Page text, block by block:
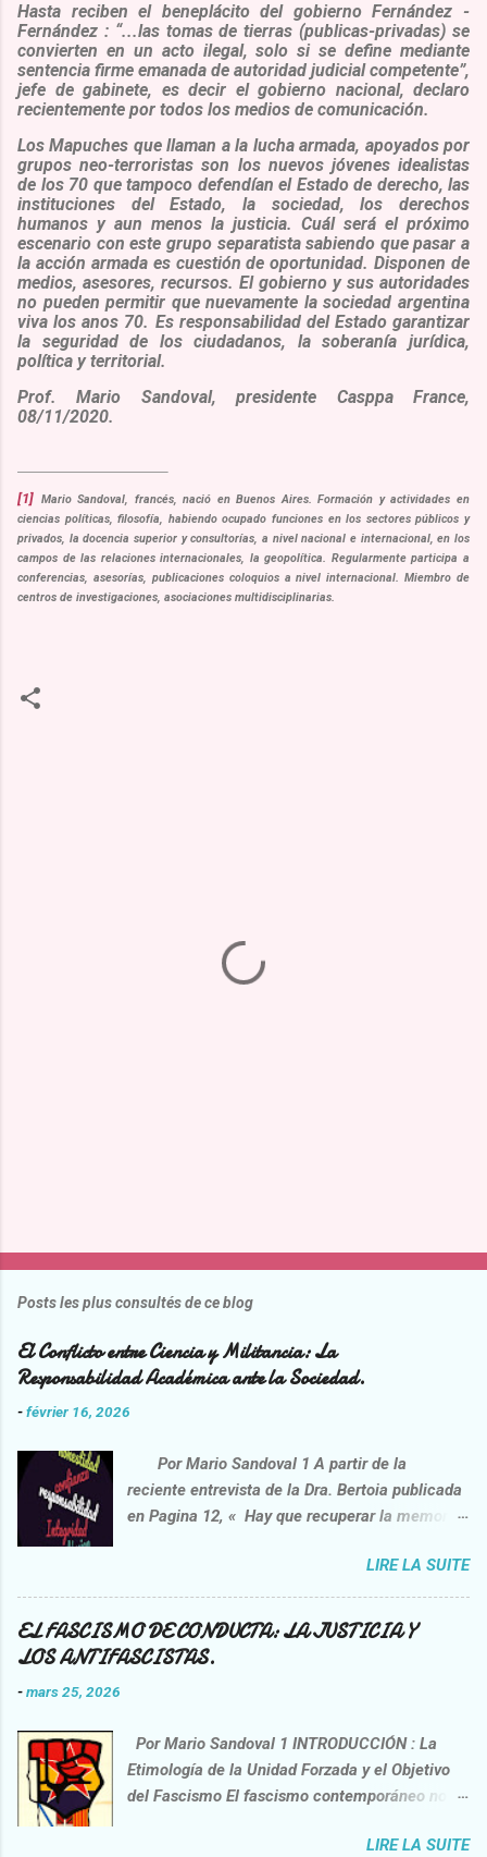
Hasta reciben el beneplácito del gobierno Fernández -
Fernández : “...las tomas de tierras (publicas-privadas) se
convierten en un acto ilegal, solo si se define mediante
sentencia firme emanada de autoridad judicial competente”,
jefe de gabinete, es decir el gobierno nacional, declaro
recientemente por todos los medios de comunicación.
Los Mapuches que llaman a la lucha armada, apoyados por
grupos neo-terroristas son los nuevos jóvenes idealistas
de los 70 que tampoco defendían el Estado de derecho, las
instituciones del Estado, la sociedad, los derechos
humanos y aun menos la justicia. Cuál será el próximo
escenario con este grupo separatista sabiendo que pasar a
la acción armada es cuestión de oportunidad. Disponen de
medios, asesores, recursos. El gobierno y sus autoridades
no pueden permitir que nuevamente la sociedad argentina
viva los anos 70. Es responsabilidad del Estado garantizar
la seguridad de los ciudadanos, la soberanía jurídica,
política y territorial.
Prof. Mario Sandoval, presidente Casppa France,
08/11/2020.
[1] Mario Sandoval, francés, nació en Buenos Aires. Formación y actividades en
ciencias políticas, filosofía, habiendo ocupado funciones en los sectores públicos y
privados, la docencia superior y consultorías, a nivel nacional e internacional, en los
campos de las relaciones internacionales, la geopolítica. Regularmente participa a
conferencias, asesorías, publicaciones coloquios a nivel internacional. Miembro de
centros de investigaciones, asociaciones multidisciplinarias.
Posts les plus consultés de ce blog
El Conflicto entre Ciencia y Militancia: La
Responsabilidad Académica ante la Sociedad.
-février 16, 2026
Por Mario Sandoval 1 A partir de la
reciente entrevista de la Dra. Bertoia publicada
en Pagina 12, « Hay que recuperar la memoria
https://www.pagina12.com.ar/2026/02/06/danie
l-feierstein-hay-que-recuperar-la-memoria-de-
la-lucha-contra-la-impunidad/ , opera una
interpelación crítica sobre la praxis del
afirmaciones que nos interpelan como sujetos
racionales y miembros de una sociedad civil. Si
bien el discurso surge de un académico
LIRE LA SUITE
EL FASCISMO DE CONDUCTA: LA JUSTICIA Y
LOS ANTIFASCISTAS.
-mars 25, 2026
Por Mario Sandoval 1 INTRODUCCIÓN : La
Etimología de la Unidad Forzada y el Objetivo
del Fascismo El fascismo contemporáneo no es
y castigo. El término Fascismo 2 proviene del
LIRE LA SUITE